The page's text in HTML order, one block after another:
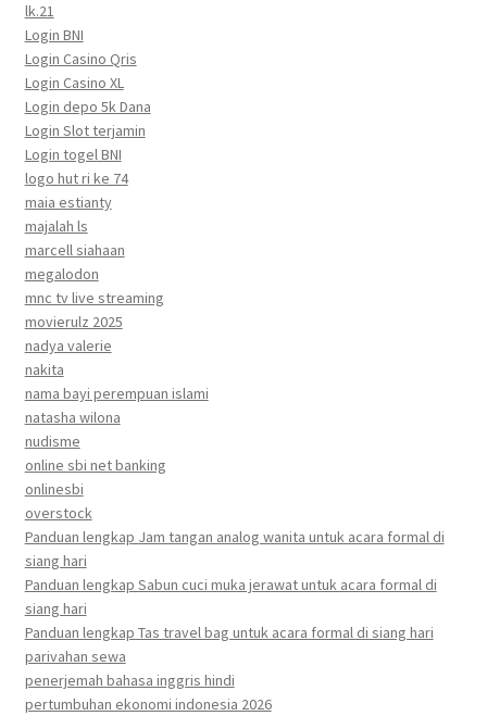
lk.21
Login BNI
Login Casino Qris
Login Casino XL
Login depo 5k Dana
Login Slot terjamin
Login togel BNI
logo hut ri ke 74
maia estianty
majalah ls
marcell siahaan
megalodon
mnc tv live streaming
movierulz 2025
nadya valerie
nakita
nama bayi perempuan islami
natasha wilona
nudisme
online sbi net banking
onlinesbi
overstock
Panduan lengkap Jam tangan analog wanita untuk acara formal di
siang hari
Panduan lengkap Sabun cuci muka jerawat untuk acara formal di
siang hari
Panduan lengkap Tas travel bag untuk acara formal di siang hari
parivahan sewa
penerjemah bahasa inggris hindi
pertumbuhan ekonomi indonesia 2026